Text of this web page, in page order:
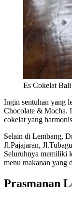
Es Cokelat
Ingin sentuhan yang
Chocolate & Mocha.
cokelat yang
Selain di Lembang,
Jl.Pajajaran,
Seluruhnya memiliki
menu makanan yang
Prasmanan